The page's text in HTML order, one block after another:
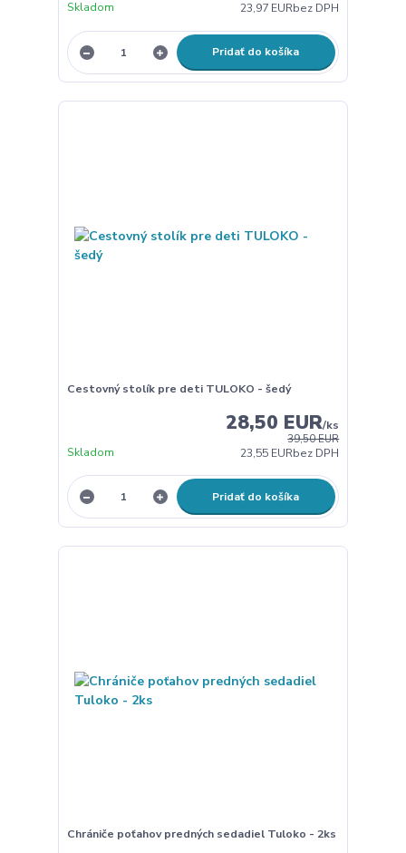
23,97 EURbez DPH
Skladom
Pridať do košíka
Cestovný stolík pre deti TULOKO - šedý
39,50 EUR
28,50 EUR/ks
23,55 EURbez DPH
Skladom
Pridať do košíka
Chrániče poťahov predných sedadiel Tuloko - 2ks